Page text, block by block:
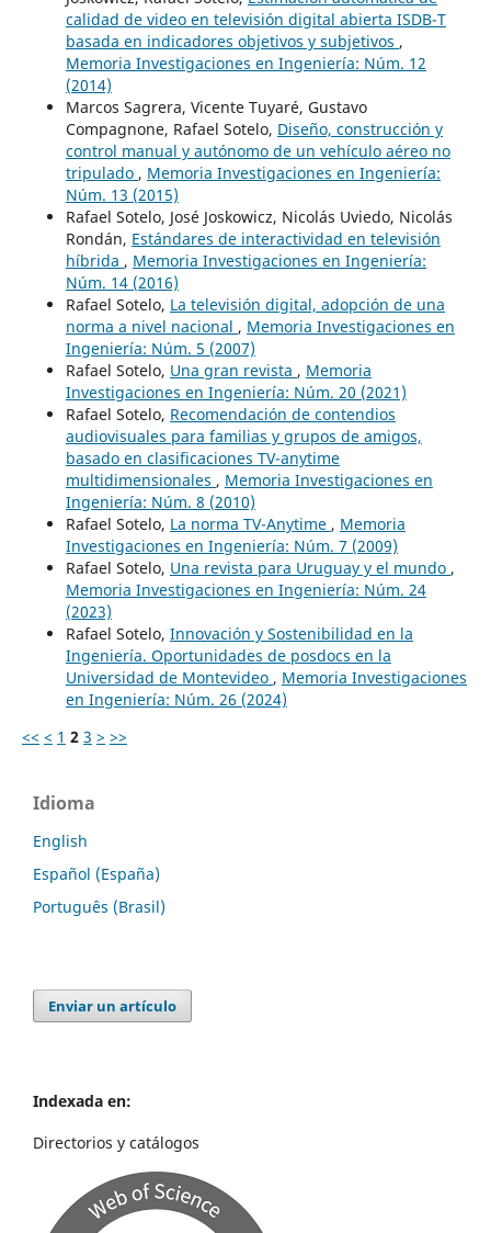
calidad de video en televisión digital abierta ISDB-T
basada en indicadores objetivos y subjetivos ,
Memoria Investigaciones en Ingeniería: Núm. 12
(2014)
Marcos Sagrera, Vicente Tuyaré, Gustavo
Compagnone, Rafael Sotelo, Diseño, construcción y
control manual y autónomo de un vehículo aéreo no
tripulado , Memoria Investigaciones en Ingeniería:
Núm. 13 (2015)
Rafael Sotelo, José Joskowicz, Nicolás Uviedo, Nicolás
Rondán, Estándares de interactividad en televisión
híbrida , Memoria Investigaciones en Ingeniería:
Núm. 14 (2016)
Rafael Sotelo, La televisión digital, adopción de una
norma a nivel nacional , Memoria Investigaciones en
Ingeniería: Núm. 5 (2007)
Rafael Sotelo, Una gran revista , Memoria
Investigaciones en Ingeniería: Núm. 20 (2021)
Rafael Sotelo, Recomendación de contendios
audiovisuales para familias y grupos de amigos,
basado en clasificaciones TV-anytime
multidimensionales , Memoria Investigaciones en
Ingeniería: Núm. 8 (2010)
Rafael Sotelo, La norma TV-Anytime , Memoria
Investigaciones en Ingeniería: Núm. 7 (2009)
Rafael Sotelo, Una revista para Uruguay y el mundo ,
Memoria Investigaciones en Ingeniería: Núm. 24
(2023)
Rafael Sotelo, Innovación y Sostenibilidad en la
Ingeniería. Oportunidades de posdocs en la
Universidad de Montevideo , Memoria Investigaciones
en Ingeniería: Núm. 26 (2024)
<< < 1 2 3 > >>
Idioma
English
Español (España)
Português (Brasil)
Enviar un artículo
Indexada en:
Directorios y catálogos